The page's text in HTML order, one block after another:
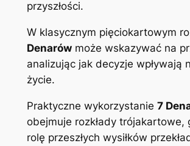
przyszłości.
W klasycznym pięciokartowym
Denarówmoże wskazywać na
analizując jak decyzje wpływają
życie.
Praktyczne wykorzystanie 7
obejmuje rozkłady trójakartowe,
rolę przeszłych wysiłków